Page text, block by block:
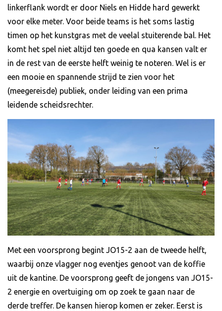
linkerflank wordt er door Niels en Hidde hard gewerkt
voor elke meter. Voor beide teams is het soms lastig
timen op het kunstgras met de veelal stuiterende bal. Het
komt het spel niet altijd ten goede en qua kansen valt er
in de rest van de eerste helft weinig te noteren. Wel is er
een mooie en spannende strijd te zien voor het
(meegereisde) publiek, onder leiding van een prima
leidende scheidsrechter.
Met een voorsprong begint JO15-2 aan de tweede helft,
waarbij onze vlagger nog eventjes genoot van de koffie
uit de kantine. De voorsprong geeft de jongens van JO15-
2 energie en overtuiging om op zoek te gaan naar de
derde treffer. De kansen hierop komen er zeker. Eerst is